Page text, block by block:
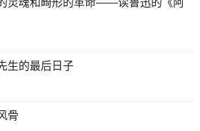
灵魂和畸形的革命——读鲁迅的《阿
生的最后日子
骨